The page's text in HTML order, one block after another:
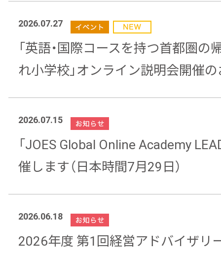
2026.07.27
「英語・国際コースを持つ首都圏の
れ小学校」オンライン説明会開催
2026.07.15
「JOES Global Online Academy
催します（日本時間7月29日）
2026.06.18
2026年度 第1回経営アドバイザリ